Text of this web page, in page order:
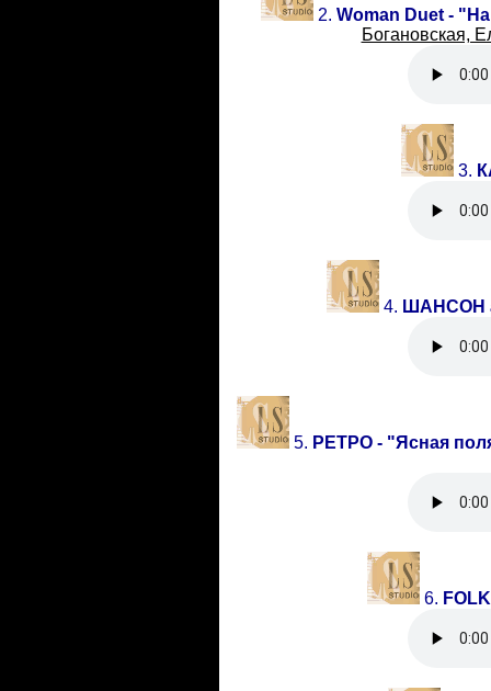
2. Woman Duet -
Богановская,
3.
4. ШАНСОН
5. РЕТРО - "Ясная
6.